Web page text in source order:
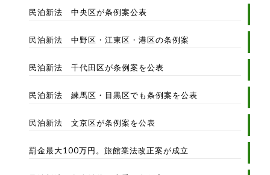
民泊新法 中央区が条例案公表
民泊新法 中野区・江東区・港区の条例案
民泊新法 千代田区が条例案を公表
民泊新法 練馬区・目黒区でも条例案を公表
民泊新法 文京区が条例案を公表
罰金最大100万円。旅館業法改正案が成立